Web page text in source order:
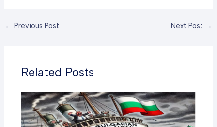
← Previous Post Next Post →
Related Posts